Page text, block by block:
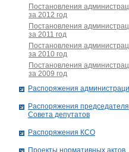
Постановления
за 2012 год
Постановления
за 2011 год
Постановления
за 2010 год
Постановления
за 2009 год
Распоряжения
Распоряжения председателя
Совета депутатов
Распоряжения КСО
Проекты нормативных актов